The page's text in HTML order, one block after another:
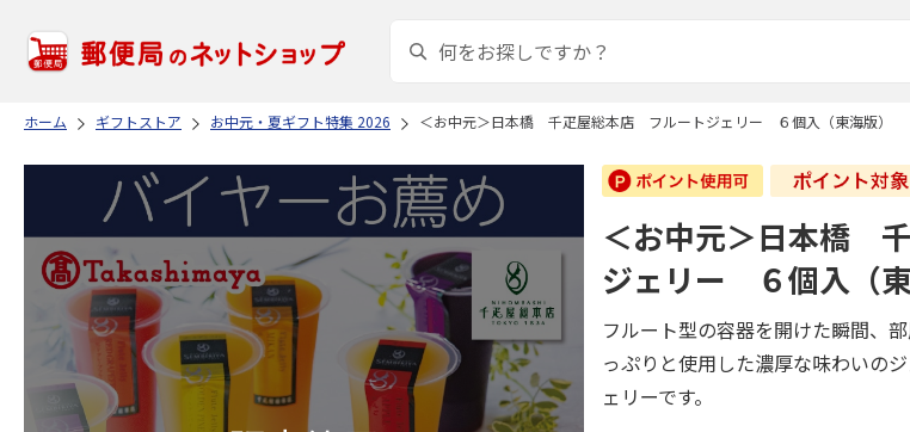
ホーム ギフトストア お中元・夏ギフト特集 2026 ＜お中元＞日本橋 千疋屋総本店 フルートジェリー ６個入（東海版）
＜お中元＞日本橋
ジェリー ６個入（東
フルート型の容器を開けた瞬間、
っぷりと使用した濃厚な味わいの
ェリーです。